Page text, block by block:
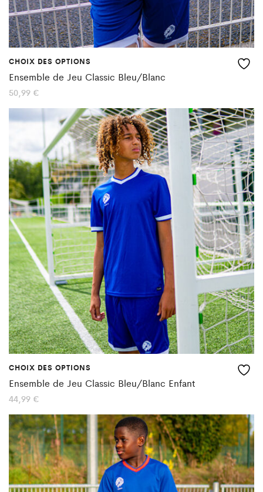
page
du
produit
CHOIX DES OPTIONS
produit
a
variations.
Les
options
peuvent
être
choisies
sur
la
page
du
produit
Ensemble de Jeu Classic Bleu/Blanc
50,99 €
CHOIX DES OPTIONS
produit
a
plusieurs
variations.
Les
Ensemble de Jeu Classic Bleu/Blanc Enfant
44,99 €